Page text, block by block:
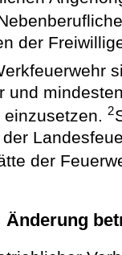
der
und
einzusetzen.2
der
Änderung